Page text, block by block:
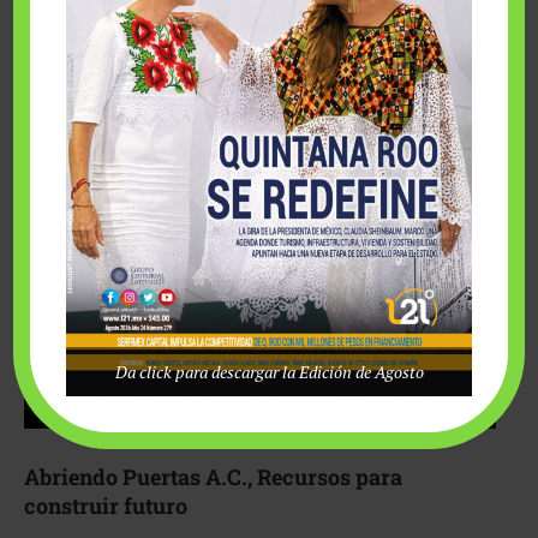
Fairmont Mayakoba y Make-A-Wish México unieron
esfuerzos para hacer realidad el deseo de una …
Abriendo Puertas A.C., Recursos para
construir futuro
Da click para descargar la Edición de Agosto